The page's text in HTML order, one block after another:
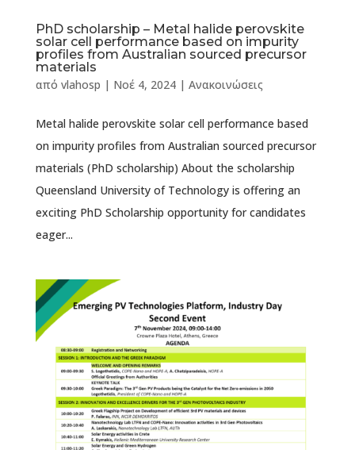
PhD scholarship – Metal halide perovskite
solar cell performance based on impurity
profiles from Australian sourced precursor
materials
από vlahosp | Νοέ 4, 2024| Ανακοινώσεις
Metal halide perovskite solar cell performance based
on impurity profiles from Australian sourced precursor
materials (PhD scholarship) About the scholarship
Queensland University of Technology is offering an
exciting PhD Scholarship opportunity for candidates
eager...